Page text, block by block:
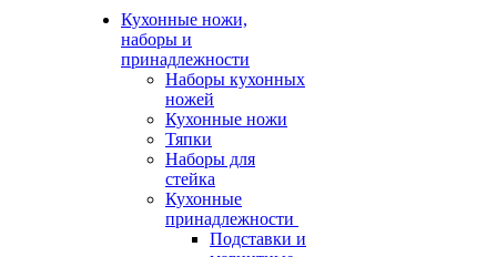
Кухонные ножи,
наборы и
принадлежности
Наборы кухонных
ножей
Кухонные ножи
Тяпки
Наборы для
стейка
Кухонные
принадлежности
Подставки и